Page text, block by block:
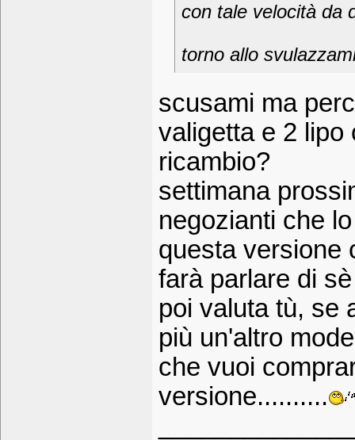
con tale velocità da
torno allo
scusami ma
valigetta e 2 lipo
ricambio?
settimana
negozianti che
questa versione
farà parlare di sè
poi valuta tù, se
più un'altro
che vuoi
versione..........